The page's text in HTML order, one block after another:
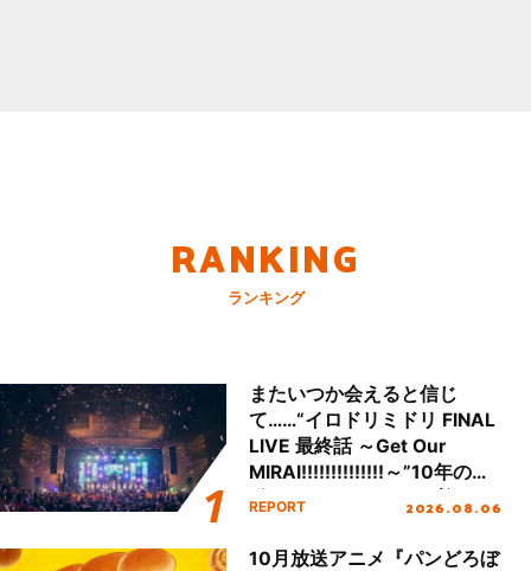
RANKING
ランキング
またいつか会えると信じ
て……“イロドリミドリ FINAL
LIVE 最終話 ～Get Our
MIRAI!!!!!!!!!!!!!!～”10年の活
動を経てファイナルを迎える
REPORT 2026.08.06
10月放送アニメ『パンどろぼ